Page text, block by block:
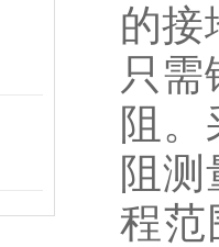
的接
只
阻
阻
程范